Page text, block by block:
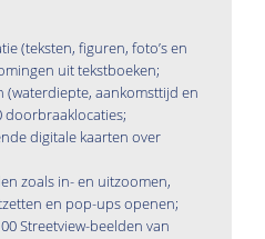
(teksten, figuren, foto’s en
uit tekstboeken;
(waterdiepte, aankomsttijd en
doorbraaklocaties;
digitale kaarten over
zoals in- en uitzoomen,
en pop-ups openen;
Streetview-beelden van